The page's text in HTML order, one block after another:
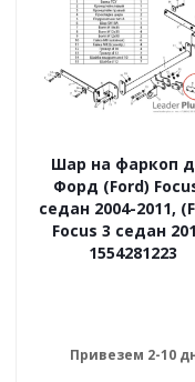
Шар на фаркоп
Форд (Ford)
седан 2004-2011,
Focus 3 седан
1554281223
Привезем 2-10